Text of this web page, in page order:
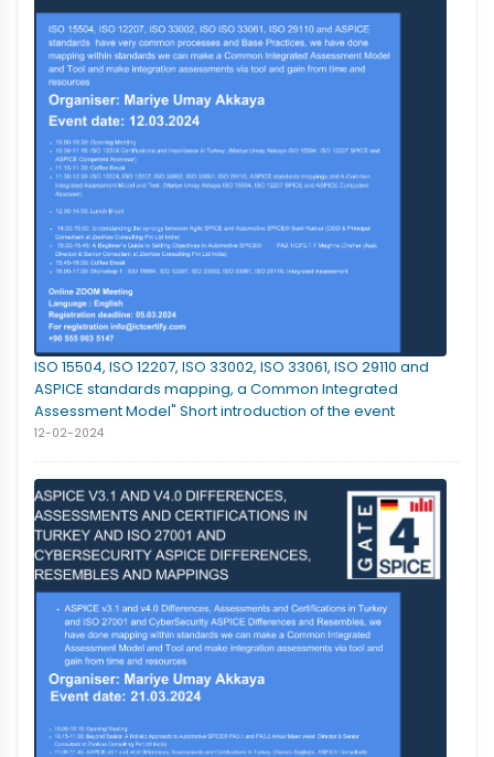
ISO 15504, ISO 12207, ISO 33002, ISO 33061, ISO 29110 and
ASPICE standards mapping, a Common Integrated
Assessment Model" Short introduction of the event
12-02-2024